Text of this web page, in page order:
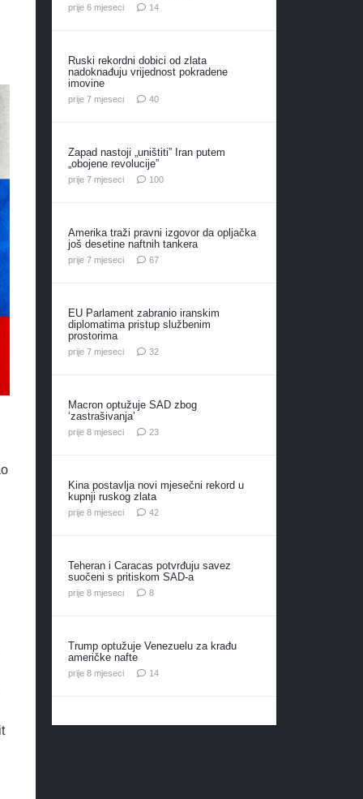
prije 6 mjeseci 14komentara
Ruski rekordni dobici od zlata
nadoknađuju vrijednost pokradene
imovine
prije 7 mjeseci 40komentara
Zapad nastoji „uništiti” Iran putem
„obojene revolucije”
prije 7 mjeseci 100komentara
Amerika traži pravni izgovor da opljačka
još desetine naftnih tankera
prije 7 mjeseci 67komentara
EU Parlament zabranio iranskim
diplomatima pristup službenim
prostorima
prije 7 mjeseci 32komentara
Macron optužuje SAD zbog
‘zastrašivanja’
prije 8 mjeseci 23komentara
Kina postavlja novi mjesečni rekord u
kupnji ruskog zlata
prije 8 mjeseci 42komentara
Teheran i Caracas potvrđuju savez
suočeni s pritiskom SAD-a
prije 8 mjeseci 8komentara
Trump optužuje Venezuelu za krađu
američke nafte
prije 8 mjeseci 14komentara